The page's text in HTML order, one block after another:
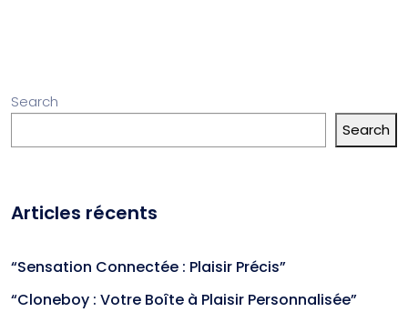
Search
Search
Articles récents
“Sensation Connectée : Plaisir Précis”
“Cloneboy : Votre Boîte à Plaisir Personnalisée”